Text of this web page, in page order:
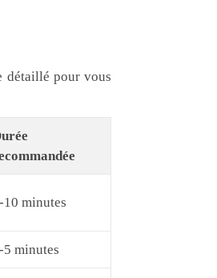
détaillé pour vous
10 minutes
5 minutes